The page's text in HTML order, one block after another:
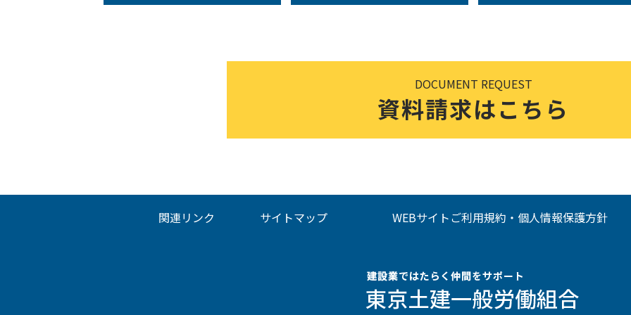
DOCUMENT REQUEST
資料請求はこちら
関連リンク サイトマップ WEBサイトご利用規約・個人情報保護方針